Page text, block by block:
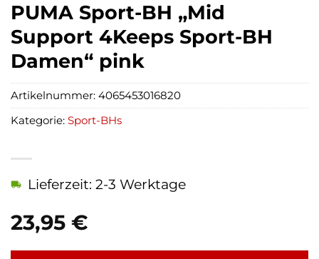
PUMA Sport-BH „Mid
Support 4Keeps Sport-BH
Damen“ pink
23,95 €
Lieferzeit: 2-3 Werktage
Artikelnummer: 4065453016820
Kategorie: Sport-BHs